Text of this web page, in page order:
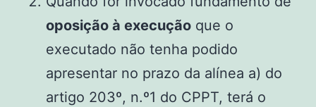
oposição à execução que o
executado não tenha podido
apresentar no prazo da alínea a) do
artigo 203º, n.º1 do CPPT, terá o